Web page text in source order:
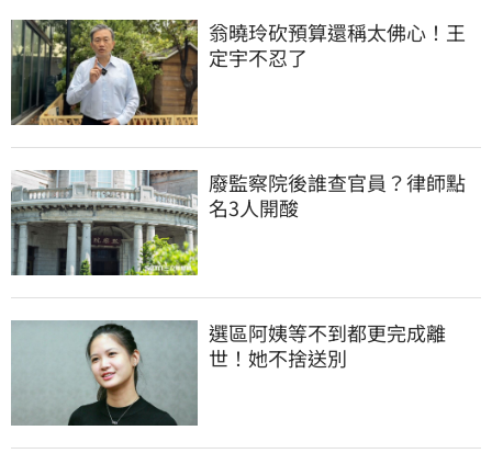
翁曉玲砍預算還稱太佛心！王
定宇不忍了
廢監察院後誰查官員？律師點
名3人開酸
選區阿姨等不到都更完成離
世！她不捨送別